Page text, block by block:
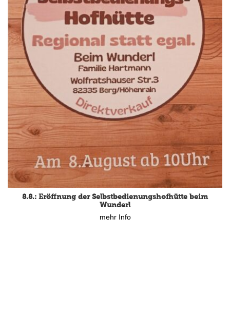
8.8.: Eröffnung der Selbstbedienungshofhütte beim
Wunderl
mehr Info